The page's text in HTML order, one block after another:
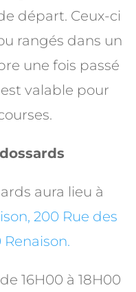
départ. Ceux-ci
rangés dans un
une fois passé
valable pour
aura lieu à
200 Rue des
Renaison.
16H00 à 18H00